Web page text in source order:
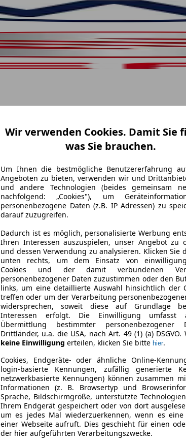
Wir verwenden Cookies. Damit Sie
was Sie brauchen.
Um Ihnen die bestmögliche Benutzererfahrung
Angeboten zu bieten, verwenden wir und
und andere Technologien (beides gemeinsam
nachfolgend: „Cookies"), um
personenbezogene Daten (z.B. IP Adressen) zu
darauf zuzugreifen.
Dadurch ist es möglich, personalisierte Werbung
Ihren Interessen auszuspielen, unser Angebot zu
und dessen Verwendung zu analysieren. Klicken Sie
unten rechts, um dem Einsatz von
Cookies und der damit verbundenen
personenbezogener Daten zuzustimmen oder den
links, um eine detaillierte Auswahl hinsichtlich der
treffen oder um der Verarbeitung
widersprechen, soweit diese auf Grundlage
Interessen erfolgt. Die Einwilligung umfasst
Übermittlung bestimmter personenbezogener
Drittländer, u.a. die USA, nach Art. 49 (1) (a) DSGVO.
keine Einwilligung erteilen, klicken Sie bitte hier.
Cookies, Endgeräte- oder ähnliche Online-
login-basierte Kennungen, zufällig generierte
netzwerkbasierte Kennungen) können zusammen
Informationen (z. B. Browsertyp und
Sprache, Bildschirmgröße, unterstützte
Ihrem Endgerät gespeichert oder von dort
um es jedes Mal wiederzuerkennen, wenn es
einer Webseite aufruft. Dies geschieht für einen
der hier aufgeführten Verarbeitungszwecke.